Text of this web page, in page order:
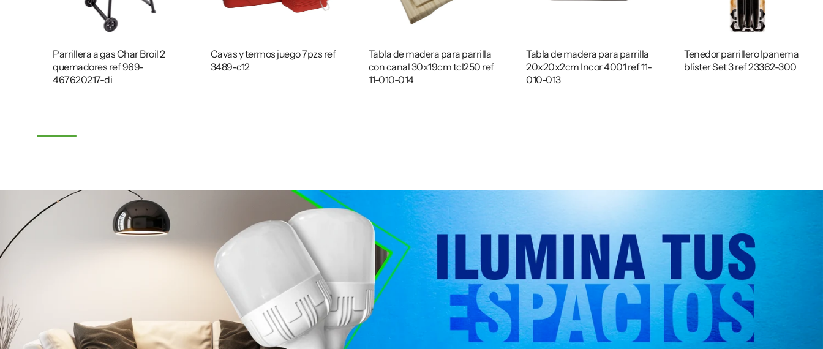
Parrillera a gas Char Broil 2
quemadores ref 969-
467620217-di
Cavas y termos juego 7pzs ref
3489-c12
Tabla de madera para parrilla
con canal 30x19cm tcl250 ref
11-010-014
Tabla de madera para parrilla
20x20x2cm Incor 4001 ref 11-
010-013
Tenedor parrillero Ipanema
blíster Set 3 ref 23362-300